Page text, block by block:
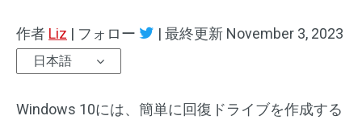
作者 Liz | フォロー | 最終更新 November 3, 2023
日本語
Windows 10には、簡単に回復ドライブを作成する